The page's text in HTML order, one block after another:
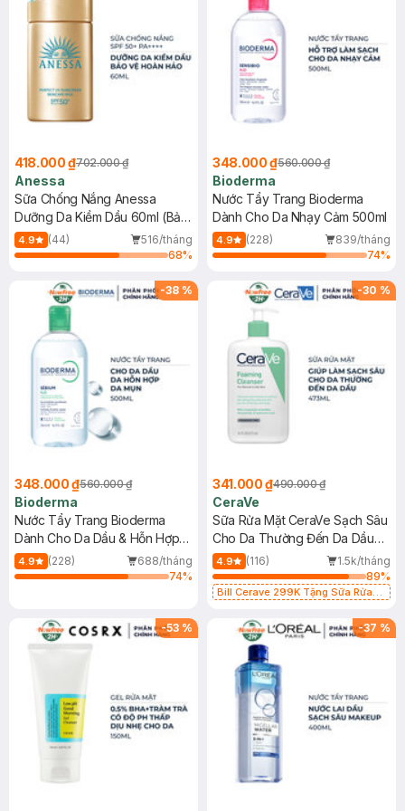
418.000 ₫702.000 ₫
Anessa
Sữa Chống Nắng Anessa
Dưỡng Da Kiềm Dầu 60ml (Bản
Mới)
4.9 (44)
516/tháng
68%
348.000 ₫560.000 ₫
Bioderma
Nước Tẩy Trang Bioderma
Dành Cho Da Nhạy Cảm 500ml
4.9 (228)
839/tháng
74%
-38 %
348.000 ₫560.000 ₫
Bioderma
Nước Tẩy Trang Bioderma
Dành Cho Da Dầu & Hỗn Hợp
500ml
4.9 (228)
688/tháng
74%
-30 %
341.000 ₫490.000 ₫
CeraVe
Sữa Rửa Mặt CeraVe Sạch Sâu
Cho Da Thường Đến Da Dầu
473ml
4.9 (116)
1.5k/tháng
89%
Bill Cerave 299K Tặng Sữa Rửa
-53 % -37 %